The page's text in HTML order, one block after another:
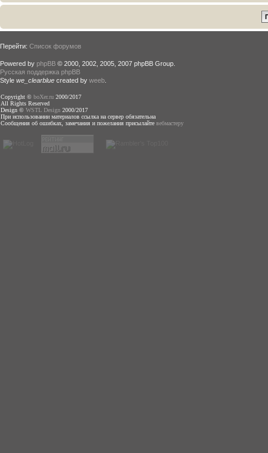
Перейти: Список форумов
Powered by phpBB © 2000, 2002, 2005, 2007 phpBB Group.
Русская поддержка phpBB
Style we_clearblue created by weeb
Copyright © boXer.ru 2000/2017
All Rights Reserved
Design © WSTL Design 2000/2017
При использовании материалов ссылка на сервер обязательна
Сообщения об ошибках, замечания и пожелания присылайте вебмастеру